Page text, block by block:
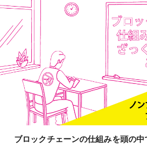
ブロックチェーンの仕組みを頭の